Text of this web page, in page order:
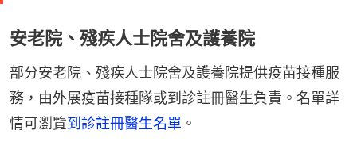
安老院、殘疾人士院舍及護養院
部分安老院、殘疾人士院舍及護養院提供疫苗接種服
務，由外展疫苗接種隊或到診註冊醫生負責。名單詳
情可瀏覽到診註冊醫生名單 。